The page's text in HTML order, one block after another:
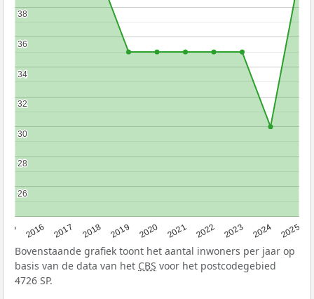
2016 2017 2018 2019 2020 2021 2022 2023 2024 2025
26
26
28
28
30
30
32
32
34
34
36
36
38
38
Bovenstaande grafiek toont het aantal inwoners per jaar op
basis van de data van het CBS voor het postcodegebied
4726 SP.